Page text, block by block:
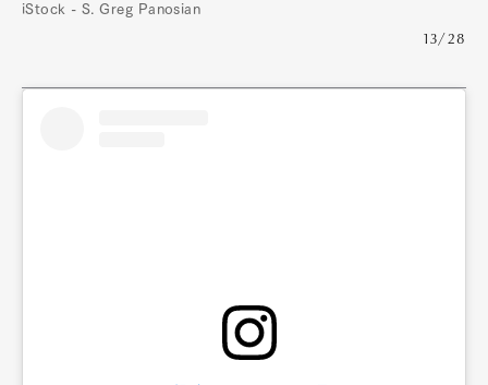
iStock - S. Greg Panosian
13/28